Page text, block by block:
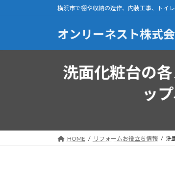
ツ
シ
横浜市で棚や収納の造作、内装工事、トイ
オンリーネスト株式
洗面化粧台の
ッ
HOME リフォームお役立ち情報 洗